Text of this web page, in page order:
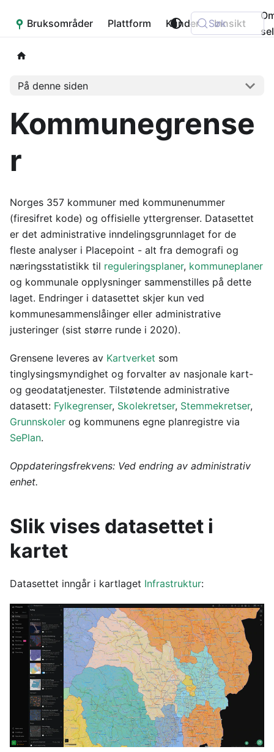
Placepoint
Bruksområder Plattform Kunder Innsikt
Søk
På denne siden
Kommunegrense
r
Norges 357 kommuner med kommunenummer
(firesifret kode) og offisielle yttergrenser. Datasettet
er det administrative inndelingsgrunnlaget for de
fleste analyser i Placepoint - alt fra demografi og
næringsstatistikk til reguleringsplaner, kommuneplaner
og kommunale opplysninger sammenstilles på dette
laget. Endringer i datasettet skjer kun ved
kommunesammenslåinger eller administrative
justeringer (sist større runde i 2020).
Grensene leveres av Kartverket som
tinglysingsmyndighet og forvalter av nasjonale kart-
og geodatatjenester. Tilstøtende administrative
datasett: Fylkegrenser, Skolekretser, Stemmekretser,
Grunnskoler og kommunens egne planregistre via
SePlan.
Oppdateringsfrekvens: Ved endring av administrativ
enhet.
Slik vises datasettet i
kartet
Datasettet inngår i kartlaget Infrastruktur: